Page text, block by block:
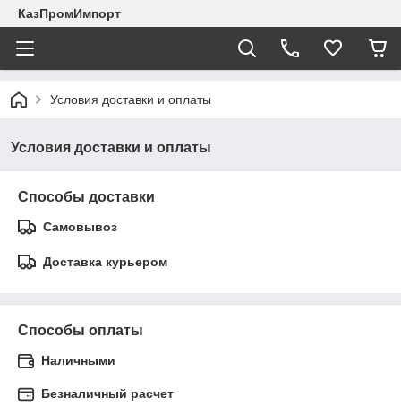
КазПромИмпорт
Условия доставки и оплаты
Условия доставки и оплаты
Способы доставки
Самовывоз
Доставка курьером
Способы оплаты
Наличными
Безналичный расчет